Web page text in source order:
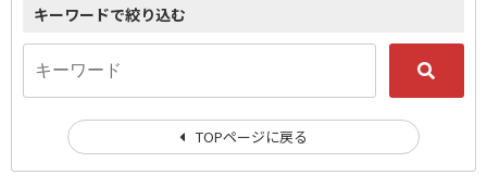
キーワードで絞り込む
TOPページに戻る